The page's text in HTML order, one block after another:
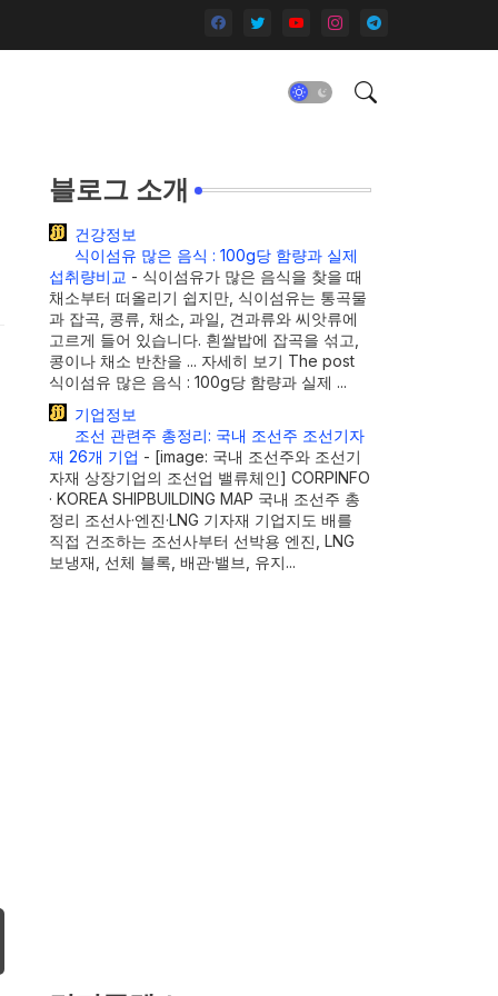
블로그 소개
건강정보
식이섬유 많은 음식 : 100g당 함량과 실제
섭취량비교 - 식이섬유가 많은 음식을 찾을 때
채소부터 떠올리기 쉽지만, 식이섬유는 통곡물
과 잡곡, 콩류, 채소, 과일, 견과류와 씨앗류에
고르게 들어 있습니다. 흰쌀밥에 잡곡을 섞고,
콩이나 채소 반찬을 ... 자세히 보기 The post
식이섬유 많은 음식 : 100g당 함량과 실제 ...
기업정보
조선 관련주 총정리: 국내 조선주 조선기자
재 26개 기업 - [image: 국내 조선주와 조선기
자재 상장기업의 조선업 밸류체인] CORPINFO
· KOREA SHIPBUILDING MAP 국내 조선주 총
정리 조선사·엔진·LNG 기자재 기업지도 배를
직접 건조하는 조선사부터 선박용 엔진, LNG
보냉재, 선체 블록, 배관·밸브, 유지...